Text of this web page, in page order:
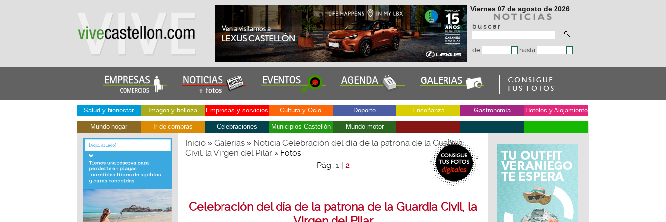
Viernes 07 de agosto de 2026
b u s c a r
de hasta
Salud y bienestar Imagen y belleza Empresas y servicios Cultura y Ocio Deporte Enseñanza Gastronomía Hoteles y Alojamiento
Mundo hogar Ir de compras Celebraciones Municipios Castellón Mundo motor
Inicio» Galerías» Noticia Celebración del día de la patrona de la Guardia
Civil, la Virgen del Pilar» Fotos
Pág.: 1| 2
Celebración del día de la patrona de la Guardia Civil, la